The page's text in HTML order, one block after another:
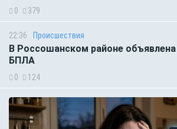
0 379
22:36 Происшествия
В Россошанском районе объявлена
БПЛА
0 124